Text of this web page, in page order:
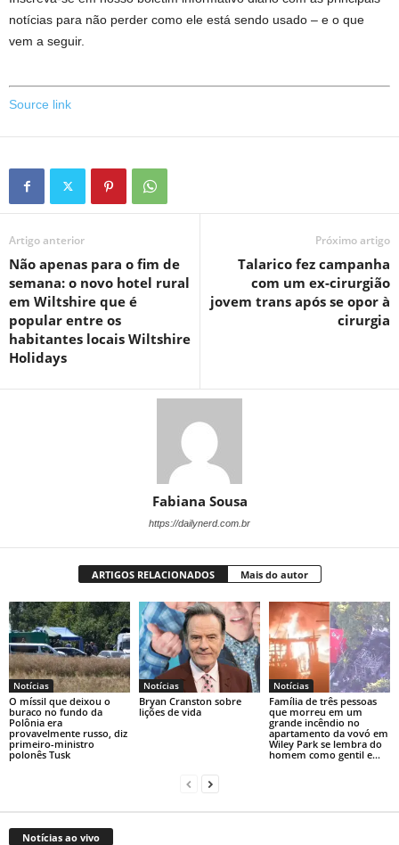
notícias para não perder como ele está sendo usado – e o que
vem a seguir.
Source link
Artigo anterior
Não apenas para o fim de
semana: o novo hotel rural
em Wiltshire que é
popular entre os
habitantes locais Wiltshire
Holidays
Próximo artigo
Talarico fez campanha
com um ex-cirurgião
jovem trans após se opor à
cirurgia
Fabiana Sousa
https://dailynerd.com.br
ARTIGOS RELACIONADOS Mais do autor
Notícias
O míssil que deixou o
buraco no fundo da
Polônia era
provavelmente russo, diz
primeiro-ministro
polonês Tusk
Notícias
Bryan Cranston sobre
lições de vida
Notícias
Família de três pessoas
que morreu em um
grande incêndio no
apartamento da vovó em
Wiley Park se lembra do
homem como gentil e...
Notícias ao vivo